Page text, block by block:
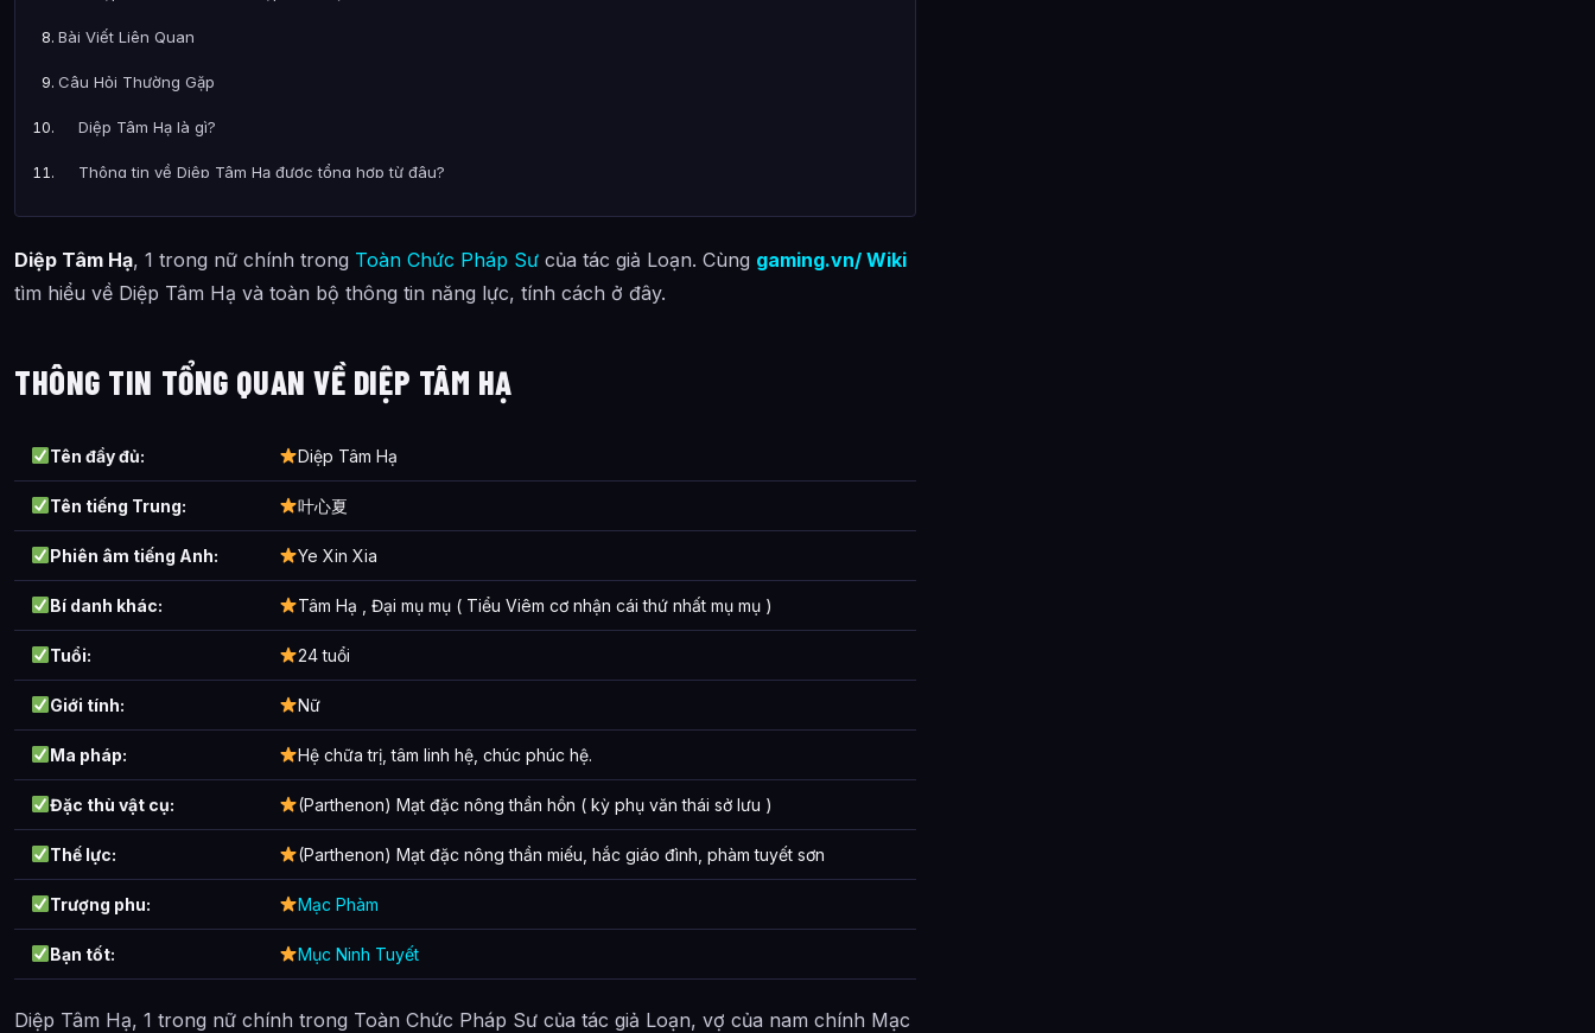
Bài Viết Liên Quan
Câu Hỏi Thường Gặp
Diệp Tâm Hạ là gì?
Thông tin về Diệp Tâm Hạ được tổng hợp từ đâu?
Diệp Tâm Hạ, 1 trong nữ chính trong Toàn Chức Pháp Sư của tác giả Loạn. Cùng gaming.vn/ Wiki
tìm hiểu về Diệp Tâm Hạ và toàn bộ thông tin năng lực, tính cách ở đây.
THÔNG TIN TỔNG QUAN VỀ DIỆP TÂM HẠ
Tên đầy đủ: Diệp Tâm Hạ
Tên tiếng Trung: 叶心夏
Phiên âm tiếng Anh: Ye Xin Xia
Bí danh khác: Tâm Hạ , Đại mụ mụ ( Tiểu Viêm cơ nhận cái thứ nhất mụ mụ )
Tuổi: 24 tuổi
Giới tính: Nữ
Ma pháp: Hệ chữa trị, tâm linh hệ, chúc phúc hệ.
Đặc thù vật cụ: (Parthenon) Mạt đặc nông thần hồn ( kỳ phụ văn thái sở lưu )
Thế lực: (Parthenon) Mạt đặc nông thần miếu, hắc giáo đình, phàm tuyết sơn
Trượng phu: Mạc Phàm
Bạn tốt: Mục Ninh Tuyết
Diệp Tâm Hạ, 1 trong nữ chính trong Toàn Chức Pháp Sư của tác giả Loạn, vợ của nam chính Mạc